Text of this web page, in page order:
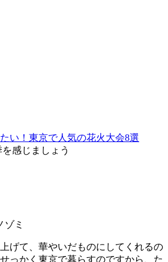
い！東京で人気の花火大会8選
感じましょう
ゾミ
げて、華やいだものにしてくれるの
っかく東京で暮らすのですから、た